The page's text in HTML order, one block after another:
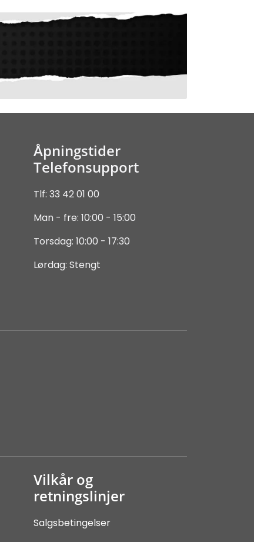
Åpningstider
Telefonsupport
Tlf: 33 42 01 00
Man - fre: 10:00 - 15:00
Torsdag: 10:00 - 17:30
Lørdag: Stengt
Vilkår og
retningslinjer
Salgsbetingelser